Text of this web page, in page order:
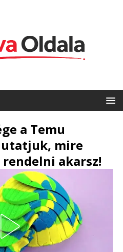
a Temu
mire
akarsz!